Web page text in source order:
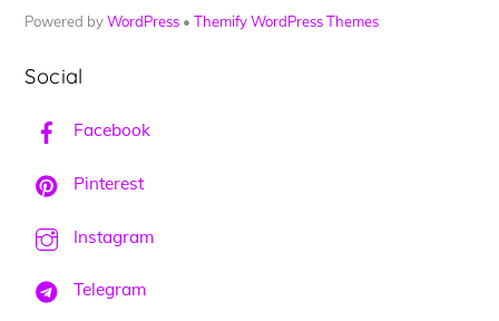
Powered byWordPress •Themify WordPress Themes
Social
Facebook
Pinterest
Instagram
Telegram